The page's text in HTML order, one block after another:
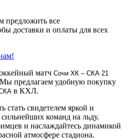
все
доставки и оплаты для всех
матч Сочи ХК – СКА 21
предлагаем удобную покупку
в КХЛ.
стать свидетелем яркой и
команд на льду.
и наслаждайтесь динамикой
атмосфере стадиона.